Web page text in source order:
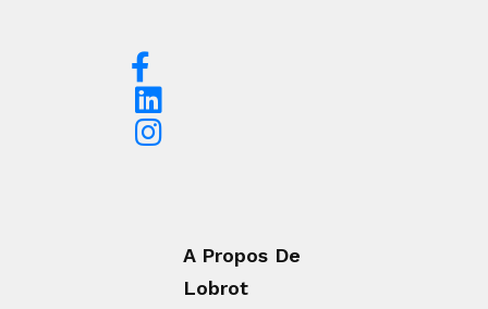
A Propos De
Lobrot